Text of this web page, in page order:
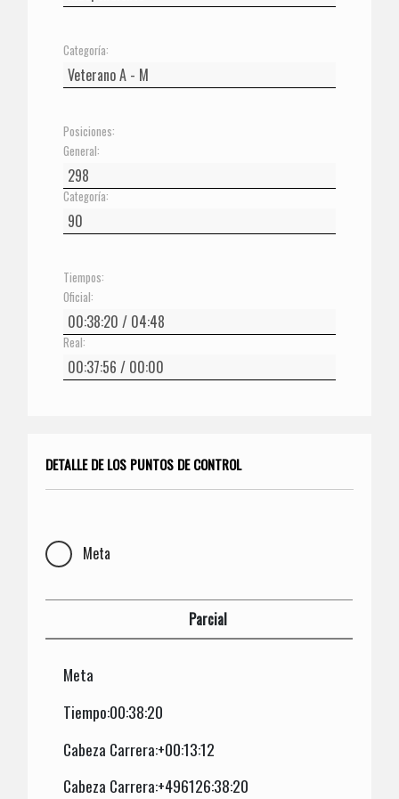
Categoría:
Posiciones:
General:
Categoría:
Tiempos:
Oficial:
Real:
DETALLE DE LOS PUNTOS DE CONTROL
Meta
Parcial
Meta
Tiempo:00:38:20
Cabeza Carrera:+00:13:12
Cabeza Carrera:+496126:38:20